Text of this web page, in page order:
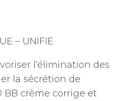
– UNIFIE
l’élimination des
la sécrétion de
crème corrige et